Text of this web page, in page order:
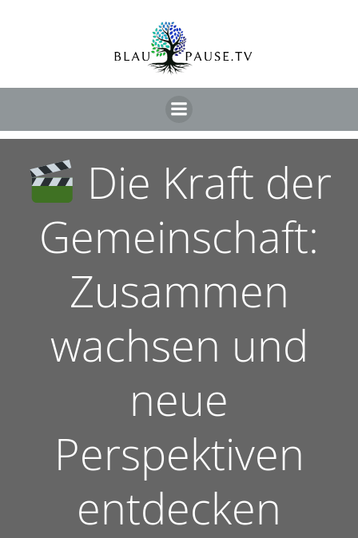
Die Kraft der
Gemeinschaft:
Zusammen
wachsen und
neue
Perspektiven
entdecken